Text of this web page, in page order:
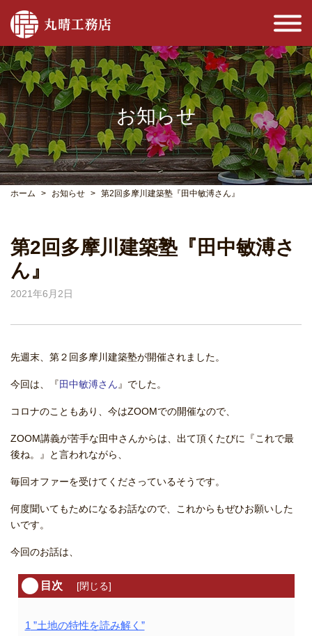
お知らせ
ホーム お知らせ 第2回多摩川建築塾『田中敏溥さん』
第2回多摩川建築塾『田中敏溥さ
ん』
2021年6月2日
先週末、第２回多摩川建築塾が開催されました。
今回は、『田中敏溥さん 』でした。
コロナのこともあり、今はZOOMでの開催なので、
ZOOM講義が苦手な田中さんからは、出て頂くたびに『これで最
後ね。』と言われながら、
毎回オファーを受けてくださっているそうです。
何度聞いてもためになるお話なので、これからもぜひお願いした
いです。
今回のお話は、
目次 [閉じる]
1 ”土地の特性を読み解く”